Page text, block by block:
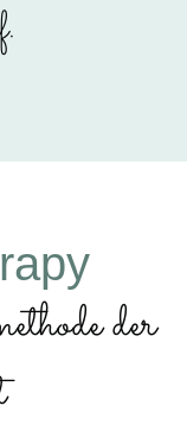
der